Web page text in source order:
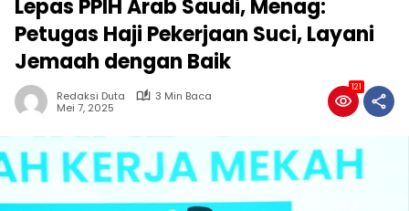
Lepas PPIH Arab Saudi, Menag:
Petugas Haji Pekerjaan Suci, Layani
Jemaah dengan Baik
Redaksi Duta
3 Min Baca
Mei 7, 2025
121